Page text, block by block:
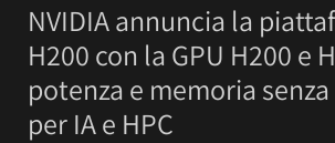
NVIDIA annuncia la
H200 con la GPU H200 e
potenza e memoria
per IA e HPC